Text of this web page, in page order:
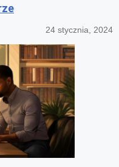
24 stycznia, 2024